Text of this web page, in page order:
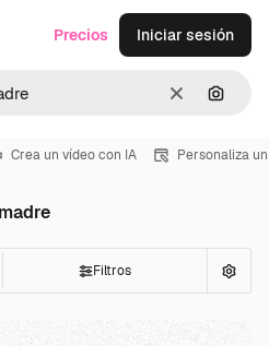
Borrar
Precios Iniciar sesión
Crea un vídeo con IA Personaliza
Filtros